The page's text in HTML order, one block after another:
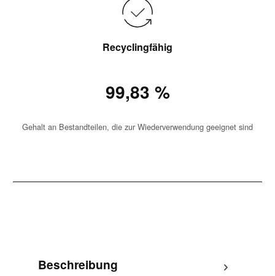
Recyclingfähig
99,83 %
Gehalt an Bestandteilen, die zur Wiederverwendung geeignet sind
Beschreibung